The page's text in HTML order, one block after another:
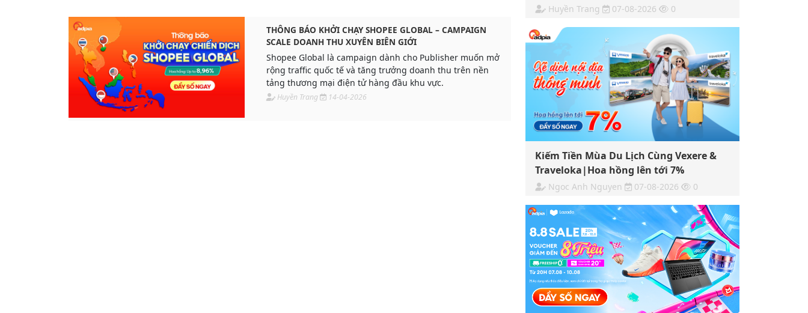
THÔNG BÁO KHỞI CHẠY SHOPEE GLOBAL – CAMPAIGN
SCALE DOANH THU XUYÊN BIÊN GIỚI
Shopee Global là campaign dành cho Publisher muốn mở
rộng traffic quốc tế và tăng trưởng doanh thu trên nền
tảng thương mại điện tử hàng đầu khu vực.
Huyền Trang 14-04-2026
Huyền Trang 07-08-2026 0
Kiếm Tiền Mùa Du Lịch Cùng Vexere &
Traveloka|Hoa hồng lên tới 7%
Ngoc Anh Nguyen 07-08-2026 0